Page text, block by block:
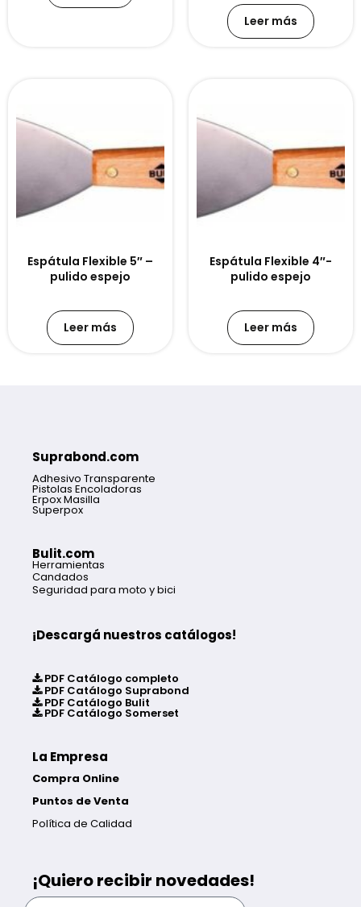
Leer más
Espátula Flexible 5″ –
pulido espejo
Leer más
Espátula Flexible 4″-
pulido espejo
Leer más
Suprabond.com
Adhesivo Transparente
Pistolas Encoladoras
Erpox Masilla
Superpox
Bulit.com
Herramientas
Candados
Seguridad para moto y bici
¡Descargá nuestros catálogos!
PDF Catálogo completo
PDF Catálogo Suprabond
PDF Catálogo Bulit
PDF Catálogo Somerset
La Empresa
Compra Online
Puntos de Venta
Política de Calidad
¡Quiero recibir novedades!